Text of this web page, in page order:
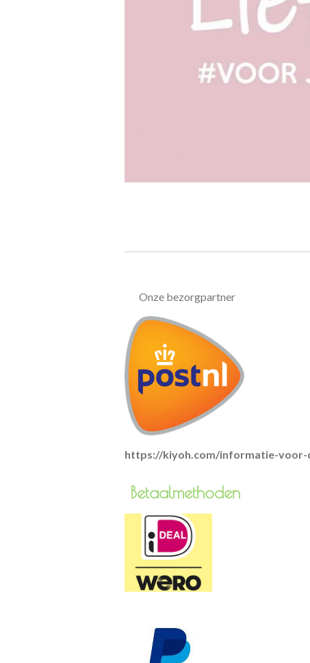
Onze bezorgpartner
https://kiyoh.com/informatie-voor-